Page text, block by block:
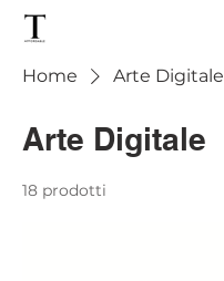
Home Arte Digitale
Arte Digitale
18 prodotti